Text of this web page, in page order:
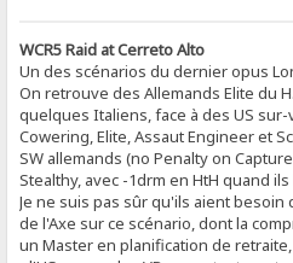
WCR5 Raid at Cerreto Alto
Un des scénarios du dernier opus
On retrouve des Allemands Elite du
quelques Italiens, face à des US sur-
Cowering, Elite, Assaut Engineer et
SW allemands (no Penalty on
Stealthy, avec -1drm en HtH quand
Je ne suis pas sûr qu'ils aient
de l'Axe sur ce scénario, dont la
un Master en planification de